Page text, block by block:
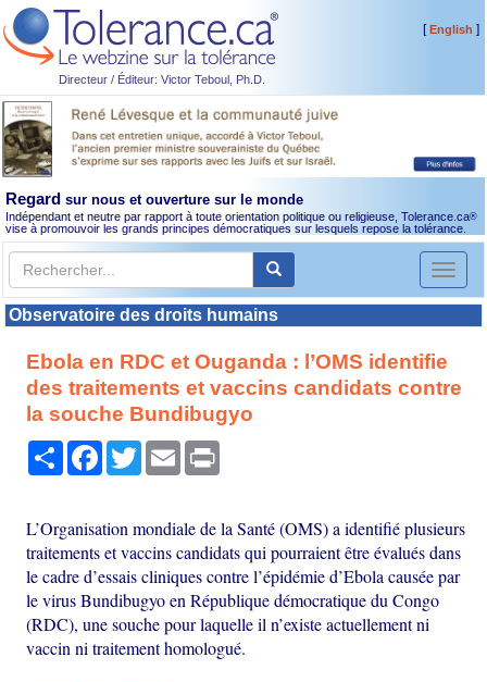
Directeur / Éditeur: Victor Teboul, Ph.D.
[English ]
Regard sur nous et ouverture sur le monde
Indépendant et neutre par rapport à toute orientation politique ou religieuse, Tolerance.ca®
vise à promouvoir les grands principes démocratiques sur lesquels repose la tolérance.
Toggle
Observatoire des droits humains
Ebola en RDC et Ouganda : l’OMS identifie
des traitements et vaccins candidats contre
la souche Bundibugyo
PartagerFacebook
TwitterEmail
L’Organisation mondiale de la Santé (OMS) a identifié plusieurs
traitements et vaccins candidats qui pourraient être évalués dans
le cadre d’essais cliniques contre l’épidémie d’Ebola causée par
le virus Bundibugyo en République démocratique du Congo
(RDC), une souche pour laquelle il n’existe actuellement ni
vaccin ni traitement homologué.